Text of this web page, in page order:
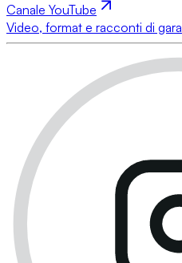
Canale YouTube
Video, format e racconti di gara